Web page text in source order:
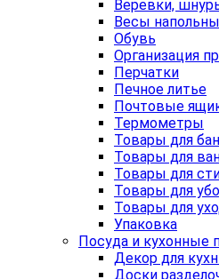
Веревки,
Весы
Обувь
Организация
Перчатки
Печное литье
Почтовые
Термометры
Товары для
Товары для
Товары для
Товары для
Товары для
Упаковка
Посуда и кухонные
Декор для
Доски